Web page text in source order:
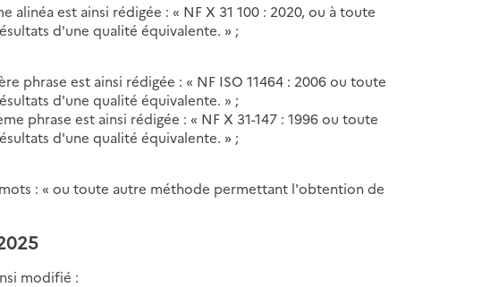
alinéa est ainsi rédigée : « NF X 31 100 : 2020, ou à toute
d'une qualité équivalente. » ;
phrase est ainsi rédigée : « NF ISO 11464 : 2006 ou toute
d'une qualité équivalente. » ;
phrase est ainsi rédigée : « NF X 31-147 : 1996 ou toute
d'une qualité équivalente. » ;
: « ou toute autre méthode permettant l'obtention de
modifié :